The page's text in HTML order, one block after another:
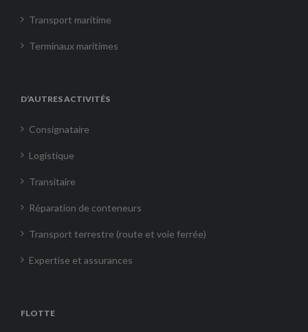
Transport maritime
Terminaux maritimes
D’AUTRES ACTIVITÉS
Consignataire
Logistique
Transitaire
Réparation de conteneurs
Transport terrestre (route et voie ferrée)
Expertise et assurances
FLOTTE